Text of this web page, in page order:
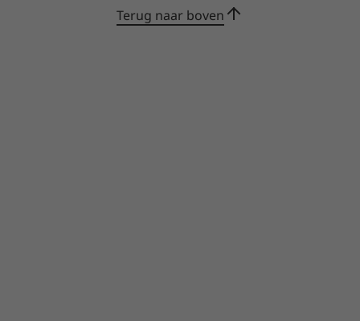
Ingebouwde flexibiliteit
Terug naar boven